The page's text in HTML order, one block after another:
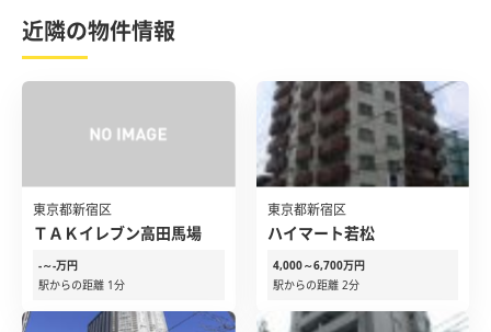
近隣の物件情報
東京都新宿区
ＴＡＫイレブン高田馬場
-～-万円
駅からの距離 1分
東京都新宿区
ハイマート若松
4,000～6,700万円
駅からの距離 2分